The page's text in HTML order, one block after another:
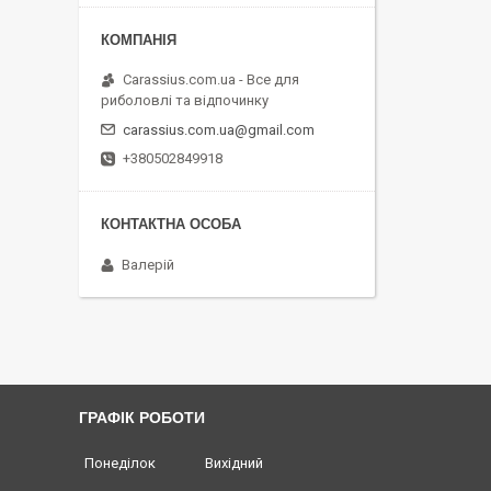
Carassius.com.ua - Все для
риболовлі та відпочинку
carassius.com.ua@gmail.com
+380502849918
Валерій
ГРАФІК РОБОТИ
Понеділок
Вихідний